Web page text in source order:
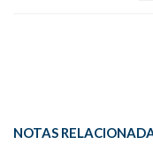
NOTAS